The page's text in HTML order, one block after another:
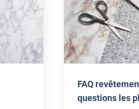
attendant que je procède à la pose et
MIEUX. Attendre 15 jours ou 3 semaines
à avoir un premier aperçu, et ensuite
et l'ai récupéré qu'hier soir. Patience.........
après plus de 10 degrés seul bémol
Notice de pose très claire.
FAQ
questions les